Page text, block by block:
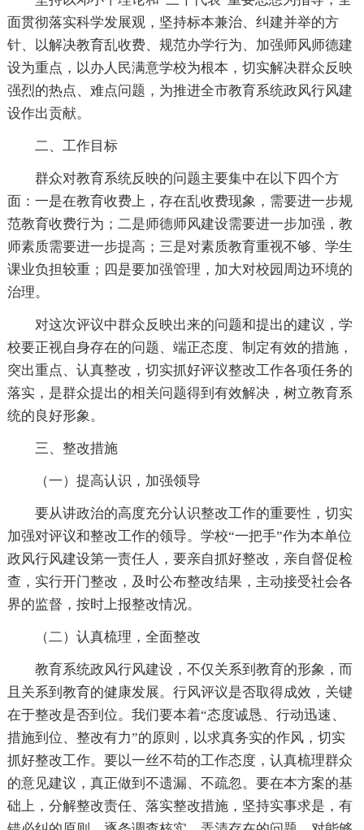
面贯彻落实科学发展观，坚持标本兼治、纠建并举的方
针、以解决教育乱收费、规范办学行为、加强师风师德建
设为重点，以办人民满意学校为根本，切实解决群众反映
强烈的热点、难点问题，为推进全市教育系统政风行风建
设作出贡献。
二、工作目标
群众对教育系统反映的问题主要集中在以下四个方
面：一是在教育收费上，存在乱收费现象，需要进一步规
范教育收费行为；二是师德师风建设需要进一步加强，教
师素质需要进一步提高；三是对素质教育重视不够、学生
课业负担较重；四是要加强管理，加大对校园周边环境的
治理。
对这次评议中群众反映出来的问题和提出的建议，学
校要正视自身存在的问题、端正态度、制定有效的措施，
突出重点、认真整改，切实抓好评议整改工作各项任务的
落实，是群众提出的相关问题得到有效解决，树立教育系
统的良好形象。
三、整改措施
（一）提高认识，加强领导
要从讲政治的高度充分认识整改工作的重要性，切实
加强对评议和整改工作的领导。学校“一把手”作为本单位
政风行风建设第一责任人，要亲自抓好整改，亲自督促检
查，实行开门整改，及时公布整改结果，主动接受社会各
界的监督，按时上报整改情况。
（二）认真梳理，全面整改
教育系统政风行风建设，不仅关系到教育的形象，而
且关系到教育的健康发展。行风评议是否取得成效，关键
在于整改是否到位。我们要本着“态度诚恳、行动迅速、
措施到位、整改有力”的原则，以求真务实的作风，切实
抓好整改工作。要以一丝不苟的工作态度，认真梳理群众
的意见建议，真正做到不遗漏、不疏忽。要在本方案的基
础上，分解整改责任、落实整改措施，坚持实事求是，有